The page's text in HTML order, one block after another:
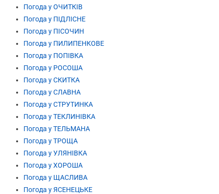
Погода у ОЧИТКІВ
Погода у ПІДЛІСНЕ
Погода у ПІСОЧИН
Погода у ПИЛИПЕНКОВЕ
Погода у ПОПІВКА
Погода у РОСОША
Погода у СКИТКА
Погода у СЛАВНА
Погода у СТРУТИНКА
Погода у ТЕКЛИНІВКА
Погода у ТЕЛЬМАНА
Погода у ТРОЩА
Погода у УЛЯНІВКА
Погода у ХОРОША
Погода у ЩАСЛИВА
Погода у ЯСЕНЕЦЬКЕ